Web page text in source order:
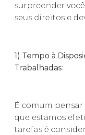
surpreender
seus direitos e
1) Tempo à
Trabalhadas:
É comum
que estamos
tarefas é